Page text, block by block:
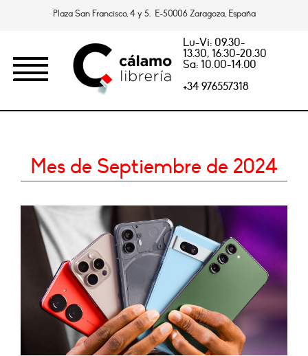
Plaza San Francisco, 4 y 5. E-50006 Zaragoza, España
Lu-Vi: 09.30-
13.30, 16.30-20.30
Sa: 10.00-14.00
+34 976557318
Mes de Septiembre de 2024